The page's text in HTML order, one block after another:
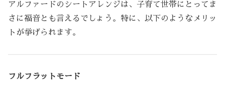
アルファードのシートアレンジは、子育て世帯にとってま
さに福音とも言えるでしょう。特に、以下のようなメリッ
トが挙げられます。
フルフラットモード